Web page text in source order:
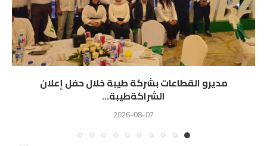
مديرو القطاعات بشركة طيبة خلال حفل إعلان
الشراكةطيبة...
2026-08-07